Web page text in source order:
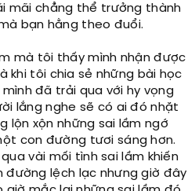
mãi chẳng thể trưởng thành
bạn hằng theo đuổi.
mà tôi thấy mình nhận được
khi tôi chia sẻ những bài học
đã trải qua với hy vọng
lắng nghe sẽ có ai đó nhặt
lộn xộn những sai lầm ngớ
con đường tươi sáng hơn.
vài mối tình sai lầm khiến
đường lệch lạc nhưng giờ đây